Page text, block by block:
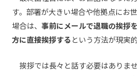
す。部署が大きい場合や他拠点にお
場合は、 事前にメールで退職の挨拶
方に直接挨拶する という方法が現実的
挨拶では長々と話す必要はありま